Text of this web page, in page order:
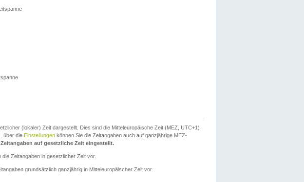
(lokaler) Zeit dargestellt. Dies sind die Mitteleuropäische Zeit (MEZ, UTC+1)
über die Einstellungen können Sie die Zeitangaben auch auf ganzjährige MEZ-
auf gesetzliche Zeit eingestellt.
die Zeitangaben in gesetzlicher Zeit vor.
grundsätzlich ganzjährig in Mitteleuropäischer Zeit vor.